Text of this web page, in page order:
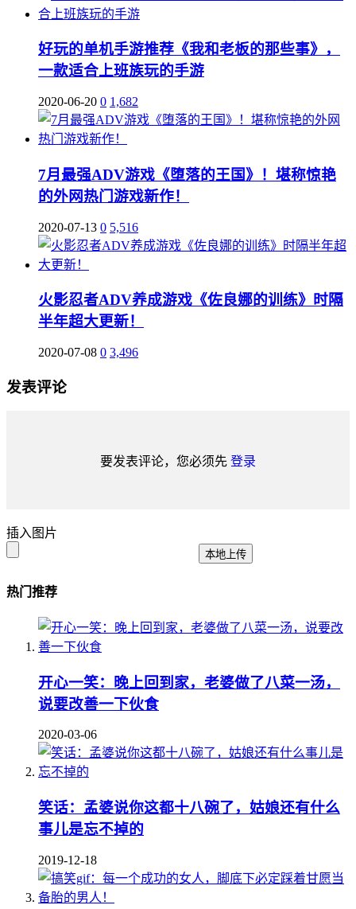
好玩的单机手游推荐《我和老板的那些事》，
一款适合上班族玩的手游
2020-06-20 0 1,682
7月最强ADV游戏《堕落的王国》！堪称惊艳
的外网热门游戏新作！
2020-07-13 0 5,516
火影忍者ADV养成游戏《佐良娜的训练》时隔
半年超大更新！
2020-07-08 0 3,496
发表评论
要发表评论，您必须先 登录
插入图片
本地上传
热门推荐
开心一笑：晚上回到家，老婆做了八菜一汤，
说要改善一下伙食
2020-03-06
笑话：孟婆说你这都十八碗了，姑娘还有什么
事儿是忘不掉的
2019-12-18